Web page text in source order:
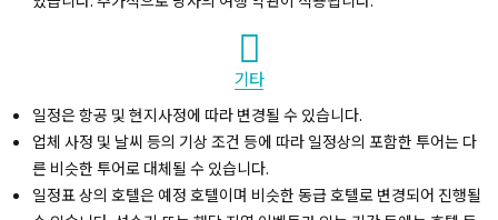
기타
일정은 항공 및 현지사정에 따라 변경될 수 있습니다.
업체 사정 및 날씨 등의 기상 조건 등에 따라 일정상의 포함한 투어는 다
른 비슷한 투어로 대체될 수 있습니다.
일정표 상의 호텔은 예정 호텔이며 비슷한 동급 호텔로 변경되어 진행될